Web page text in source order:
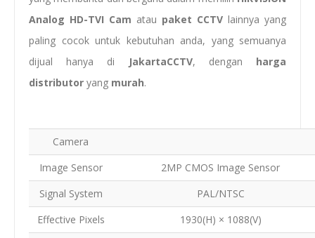
Analog HD-TVI Cam atau paket CCTV lainnya yang
paling cocok untuk kebutuhan anda, yang semuanya
dijual hanya di
JakartaCCTV, dengan harga
distributor yang murah.
Camera
Image Sensor
2MP CMOS Image Sensor
Signal System
PAL/NTSC
Effective Pixels
1930(H) × 1088(V)